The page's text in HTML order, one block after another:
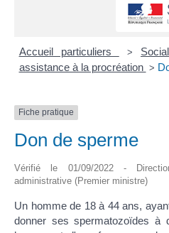
Accueil particuliers >
assistance à la procréation >
Fiche pratique
Don de sperme
Vérifié le 01/09/2022 -
administrative (Premier ministre)
Un homme de 18 à 44 ans,
donner ses spermatozoïdes à